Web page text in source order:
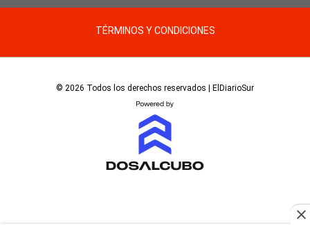
TÉRMINOS Y CONDICIONES
© 2026 Todos los derechos reservados | ElDiarioSur